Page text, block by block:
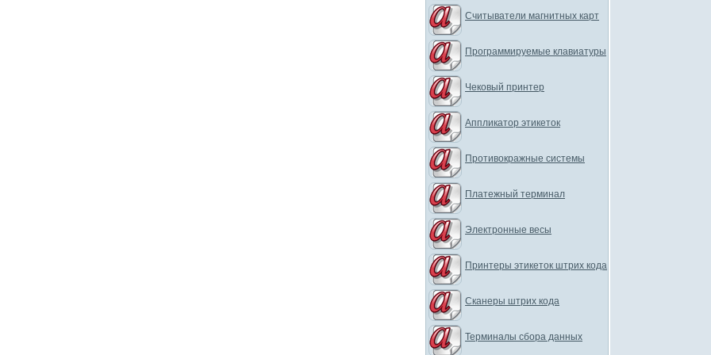
Считыватели магнитных карт
Программируемые клавиатуры
Чековый принтер
Аппликатор этикеток
Противокражные системы
Платежный терминал
Электронные весы
Принтеры этикеток штрих кода
Сканеры штрих кода
Терминалы сбора данных